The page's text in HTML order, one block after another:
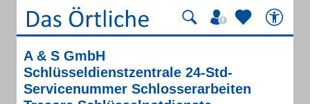
A & S GmbH
Schlüsseldienstzentrale 24-Std-
Servicenummer Schlosserarbeiten